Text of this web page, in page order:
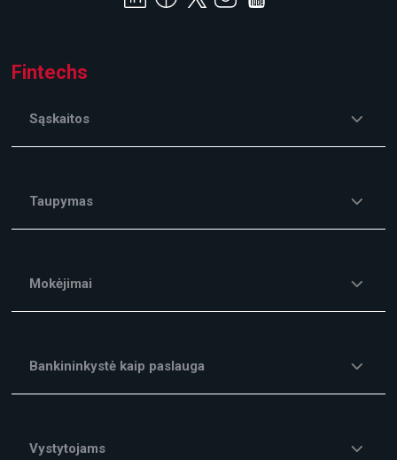
Fintechs
Sąskaitos
Taupymas
Mokėjimai
Bankininkystė kaip paslauga
Vystytojams